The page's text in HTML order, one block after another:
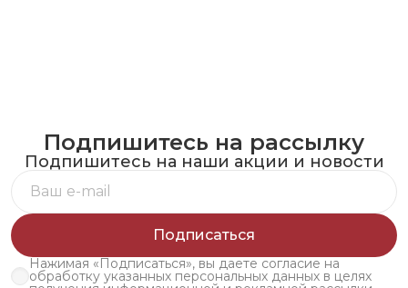
Подпишитесь на рассылку
Подпишитесь на наши акции и новости
Подписаться
Нажимая «Подписаться», вы даете согласие на
обработку указанных персональных данных в целях